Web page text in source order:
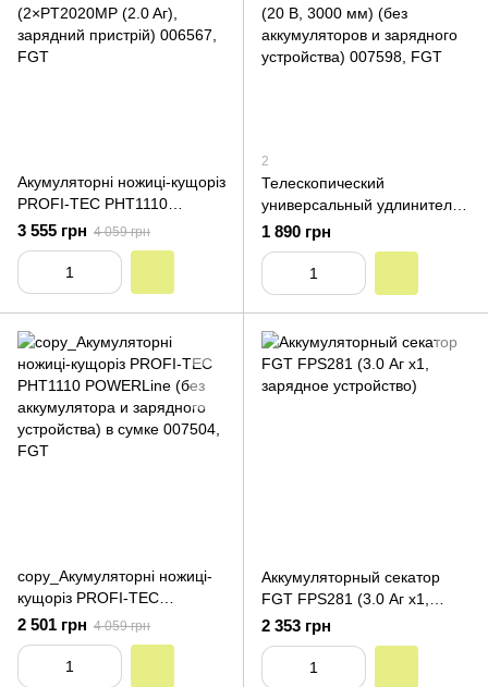
Акумуляторні ножиці-кущоріз
PROFI-TEC PHT1110
POWERLine (2×PT2020MP
(2.0 Aг), зарядний пристрій)
3 555 грн 4 059 грн
2
Телескопический
универсальный удлинитель
PROFI-TEC PUEC203 NEW
(20 В, 3000 мм) (без
аккумуляторов и зарядного
устройства)
1 890 грн
copy_Акумуляторні ножиці-
кущоріз PROFI-TEC
PHT1110 POWERLine (без
аккумулятора и зарядного
устройства) в сумке
2 501 грн 4 059 грн
Аккумуляторный секатор
FGT FPS281 (3.0 Аг х1,
зарядное устройство)
2 353 грн